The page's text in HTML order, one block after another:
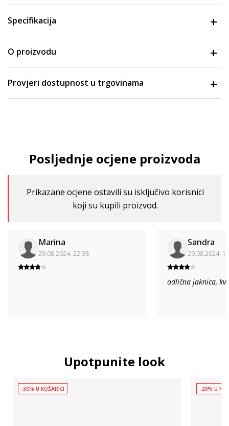
Specifikacija
O proizvodu
Provjeri dostupnost u trgovinama
Posljednje ocjene proizvoda
Prikazane ocjene ostavili su isključivo korisnici
koji su kupili proizvod.
Marina
29.08.2024. 22:38
Sandra
29.08.2024.
odlična jaknica,
Upotpunite look
-30% U KOŠARICI -20% U